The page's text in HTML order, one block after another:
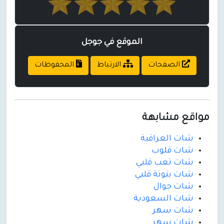
الموقع في جوجل
الصفحات الارتباط المحفوظات
مواقع مشابهة
شات العراقية
شات قلوب
شات تعب قلبي
شات بنوتة قلبي
شات جوال
شات السعودية
شات سهر